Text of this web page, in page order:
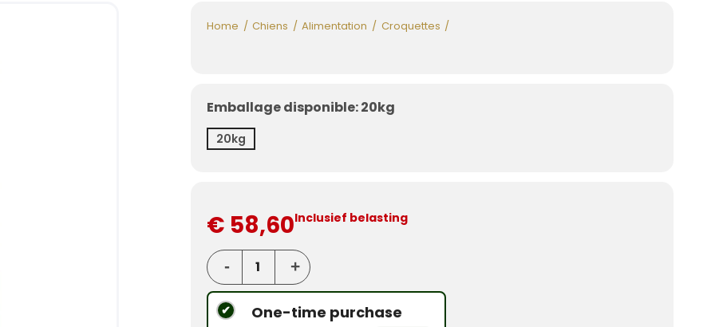
Home Chiens Alimentation Croquettes
Emballage disponible: 20kg
20kg
€ 58,60Inclusief belasting
One-time purchase